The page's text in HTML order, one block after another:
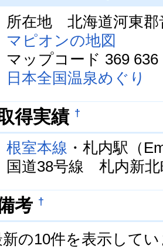
所在地 北海道河東郡
マピオンの地図
マップコード 369 636
日本全国温泉めぐり
得実績 †
根室本線 ・札内駅（
国道38号線 札内新北
考 †
新の10件を表示して